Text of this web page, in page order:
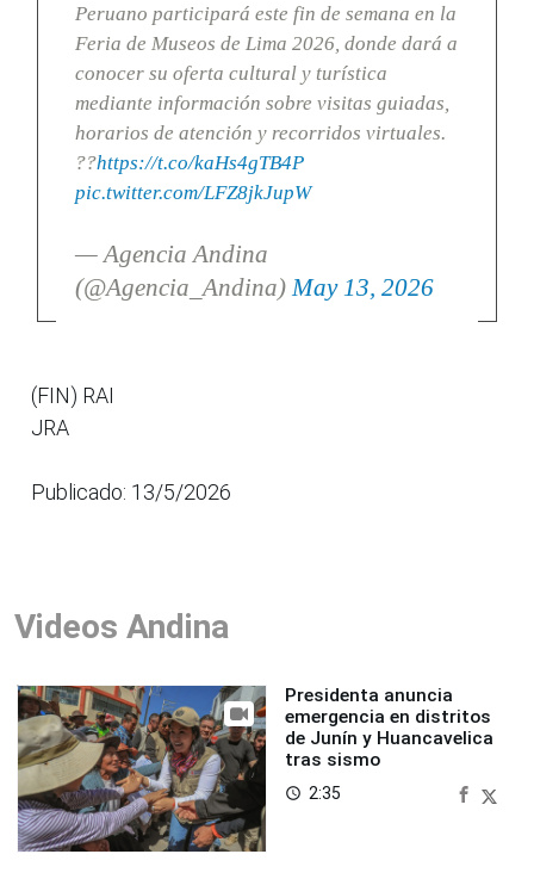
Peruano participará este fin de semana en la
Feria de Museos de Lima 2026, donde dará a
conocer su oferta cultural y turística
mediante información sobre visitas guiadas,
horarios de atención y recorridos virtuales.
??https://t.co/kaHs4gTB4P
pic.twitter.com/LFZ8jkJupW
— Agencia Andina
(@Agencia_Andina) May 13, 2026
(FIN) RAI
JRA
Publicado: 13/5/2026
Videos Andina
Presidenta anuncia
emergencia en distritos
de Junín y Huancavelica
tras sismo
access_time 2:35